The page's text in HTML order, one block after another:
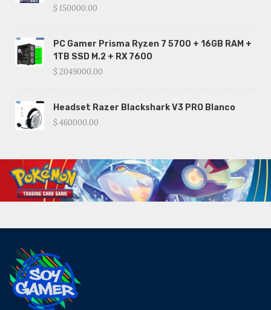
$ 150000.00
PC Gamer Prisma Ryzen 7 5700 + 16GB RAM +
1TB SSD M.2 + RX 7600
$ 2049000.00
Headset Razer Blackshark V3 PRO Blanco
$ 460000.00